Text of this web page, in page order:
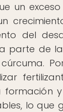
un
del
parte de
lo que